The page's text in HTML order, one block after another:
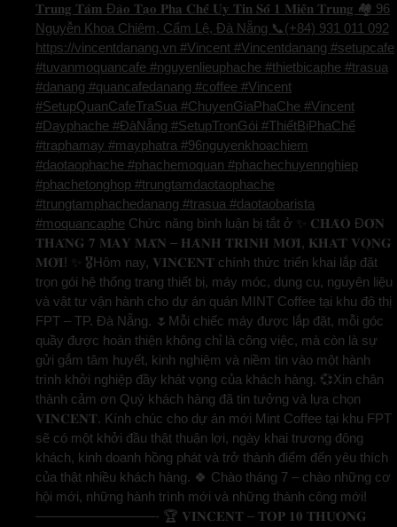
𝐓𝐫𝐮𝐧𝐠 𝐓𝐚̂𝐦 Đ𝐚̀𝐨 𝐓𝐚̣𝐨 𝐏𝐡𝐚 𝐂𝐡𝐞̂́ 𝐔𝐲 𝐓𝐢́𝐧 𝐒𝐨̂́ 𝟏 𝐌𝐢𝐞̂̀𝐧 𝐓𝐫𝐮𝐧𝐠 🏘️ 96
Nguyễn Khoa Chiêm, Cẩm Lệ, Đà Nẵng 📞(+84) 931 011 092
https://vincentdanang.vn #Vincent #Vincentdanang #setupcafe
#tuvanmoquancafe #nguyenlieuphache #thietbicaphe #trasua
#danang #quancafedanang #coffee #Vincent
#SetupQuanCafeTraSua #ChuyenGiaPhaChe #Vincent
#Dayphache #ĐàNẵng #SetupTrọnGói #ThiếtBịPhaChế
#traphamay #mayphatra #96nguyenkhoachiem
#daotaophache #phachemoquan #phachechuyennghiep
#phachetonghop #trungtamdaotaophache
#trungtamphachedanang #trasua #daotaobarista
#moquancaphe Chức năng bình luận bị tắt ở ✨ 𝐂𝐇𝐀̀𝐎 Đ𝐎́𝐍
𝐓𝐇𝐀́𝐍𝐆 𝟕 𝐌𝐀𝐘 𝐌𝐀̆́𝐍 – 𝐇𝐀̀𝐍𝐇 𝐓𝐑𝐈̀𝐍𝐇 𝐌𝐎̛́𝐈, 𝐊𝐇𝐀́𝐓 𝐕𝐎̣𝐍𝐆
𝐌𝐎̛́𝐈! ✨ 🎖️Hôm nay, 𝐕𝐈𝐍𝐂𝐄𝐍𝐓 chính thức triển khai lắp đặt
trọn gói hệ thống trang thiết bị, máy móc, dụng cụ, nguyên liệu
và vật tư vận hành cho dự án quán MINT Coffee tại khu đô thị
FPT – TP. Đà Nẵng. 🌷Mỗi chiếc máy được lắp đặt, mỗi góc
quầy được hoàn thiện không chỉ là công việc, mà còn là sự
gửi gắm tâm huyết, kinh nghiệm và niềm tin vào một hành
trình khởi nghiệp đầy khát vọng của khách hàng. 💞Xin chân
thành cảm ơn Quý khách hàng đã tin tưởng và lựa chọn
𝐕𝐈𝐍𝐂𝐄𝐍𝐓. Kính chúc cho dự án mới Mint Coffee tại khu FPT
sẽ có một khởi đầu thật thuận lợi, ngày khai trương đông
khách, kinh doanh hồng phát và trở thành điểm đến yêu thích
của thật nhiều khách hàng. 🍀 Chào tháng 7 – chào những cơ
hội mới, những hành trình mới và những thành công mới!
—————————- 🏆 𝐕𝐈𝐍𝐂𝐄𝐍𝐓 – 𝐓𝐎𝐏 𝟏𝟎 𝐓𝐇𝐔̛𝐎̛𝐍𝐆